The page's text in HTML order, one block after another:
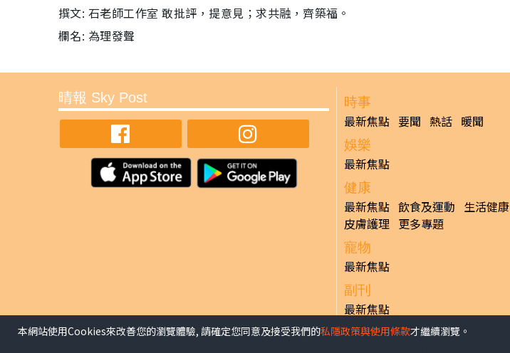
撰文: 石老師工作室 敢批評，提意見；求共融，齊築福。
欄名: 為理發聲
晴報 Sky Post 時事
最新焦點 要聞 熱話 暖聞
娛樂
最新焦點
健康
最新焦點 飲食及運動 生活健康
皮膚護理 更多專題
寵物
最新焦點
副刊
最新焦點
日報
本網站使用Cookies來改善您的瀏覽體驗, 請確定您同意及接受我們的私隱政策與使用條款才繼續瀏覽。